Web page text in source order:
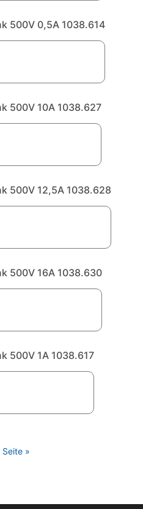
500V 0,5A 1038.614
500V 10A 1038.627
500V 12,5A 1038.628
500V 16A 1038.630
500V 1A 1038.617
»